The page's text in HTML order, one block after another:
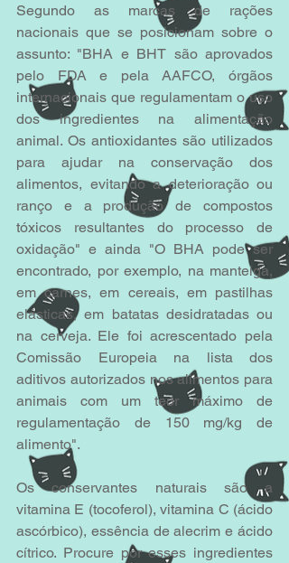
Segundo as marcas de rações
nacionais que se posicionam sobre o
assunto: "BHA e BHT são aprovados
pelo FDA e pela AAFCO, órgãos
internacionais que regulamentam o uso
dos ingredientes na alimentação
animal. Os antioxidantes são utilizados
para ajudar na conservação dos
alimentos, evitando a deterioração ou
ranço e a produção de compostos
tóxicos resultantes do processo de
oxidação" e ainda "O BHA pode ser
encontrado, por exemplo, na manteiga,
em carnes, em cereais, em pastilhas
elásticas, em batatas desidratadas ou
na cerveja. Ele foi acrescentado pela
Comissão Europeia na lista dos
aditivos autorizados nos alimentos para
animais com um teor máximo de
regulamentação de 150 mg/kg de
alimento".
Os conservantes naturais são a
vitamina E (tocoferol), vitamina C (ácido
ascórbico), essência de alecrim e ácido
cítrico. Procure por esses ingredientes